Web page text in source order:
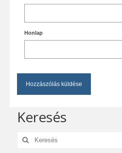
Honlap
Keresés
Keresés: